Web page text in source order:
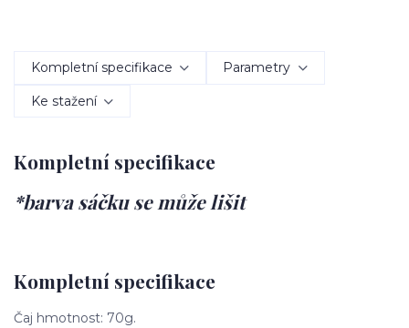
Kompletní specifikace Parametry
Ke stažení
Kompletní specifikace
*barva sáčku se může lišit
Kompletní specifikace
Čaj hmotnost: 70g.